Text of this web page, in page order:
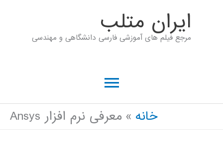
ايران متلب
مرجع فیلم های آموزشی فارسی دانشگاهی و مهندسی
فهرست
اصلی
خانه معرفی نرم افزار Ansys